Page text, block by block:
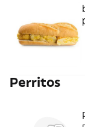
Perritos